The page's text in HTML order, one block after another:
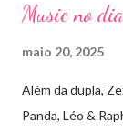
Music no
maio 20, 2025
Além da dupla,
Panda, Léo &